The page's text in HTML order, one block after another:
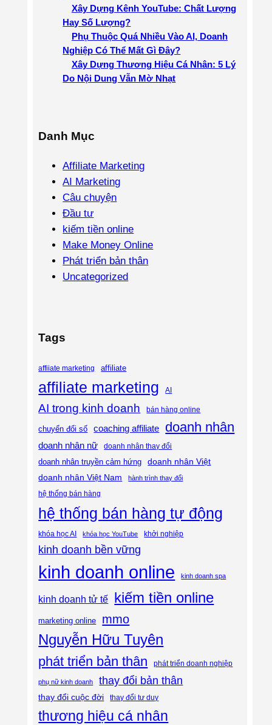
Xây Dựng Kênh YouTube: Chất Lượng
Hay Số Lượng?
Phụ Thuộc Quá Nhiều Vào AI, Doanh
Nghiệp Có Thể Mất Gì Đây?
Xây Dựng Thương Hiệu Cá Nhân: 5 Lý
Do Nội Dung Vẫn Mờ Nhạt
Danh Mục
Affiliate Marketing
AI Marketing
Câu chuyện
Đầu tư
kiếm tiền online
Make Money Online
Phát triển bản thân
Uncategorized
Tags
affiiate marketing affiliate
affiliate marketing AI
AI trong kinh doanh bán hàng online
chuyển đổi số coaching affiliate doanh nhân
doanh nhân nữ doanh nhân thay đổi
doanh nhân truyền cảm hứng
doanh nhân Việt
doanh nhân Việt Nam
hành trình thay đổi
hệ thống bán hàng
hệ thống bán hàng tự động
khóa học AI khóa học YouTube khởi nghiệp
kinh doanh bền vững
kinh doanh online kinh doanh spa
kinh doanh tử tế kiếm tiền online
marketing online mmo
Nguyễn Hữu Tuyên
phát triển bản thân phát triển doanh nghiệp
phụ nữ kinh doanh thay đổi bản thân
thay đổi cuộc đời thay đổi tư duy
thương hiệu cá nhân